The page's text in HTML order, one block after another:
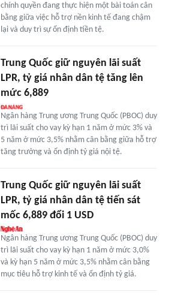
chính quyền đang thực hiện một bài toán cân
bằng giữa việc hỗ trợ nền kinh tế đang chậm
lại và duy trì sự ổn định tiền tệ.
Trung Quốc giữ nguyên lãi suất
LPR, tỷ giá nhân dân tệ tăng lên
mức 6,889
Ngân hàng Trung ương Trung Quốc (PBOC) duy
trì lãi suất cho vay kỳ hạn 1 năm ở mức 3% và
5 năm ở mức 3,5% nhằm cân bằng giữa hỗ trợ
tăng trưởng và ổn định tỷ giá nội tệ.
Trung Quốc giữ nguyên lãi suất
LPR, tỷ giá nhân dân tệ tiến sát
mốc 6,889 đổi 1 USD
Ngân hàng Trung ương Trung Quốc (PBOC) duy
trì lãi suất cho vay kỳ hạn 1 năm ở mức 3,0%
và kỳ hạn 5 năm ở mức 3,5% nhằm cân bằng
mục tiêu hỗ trợ kinh tế và ổn định tỷ giá.